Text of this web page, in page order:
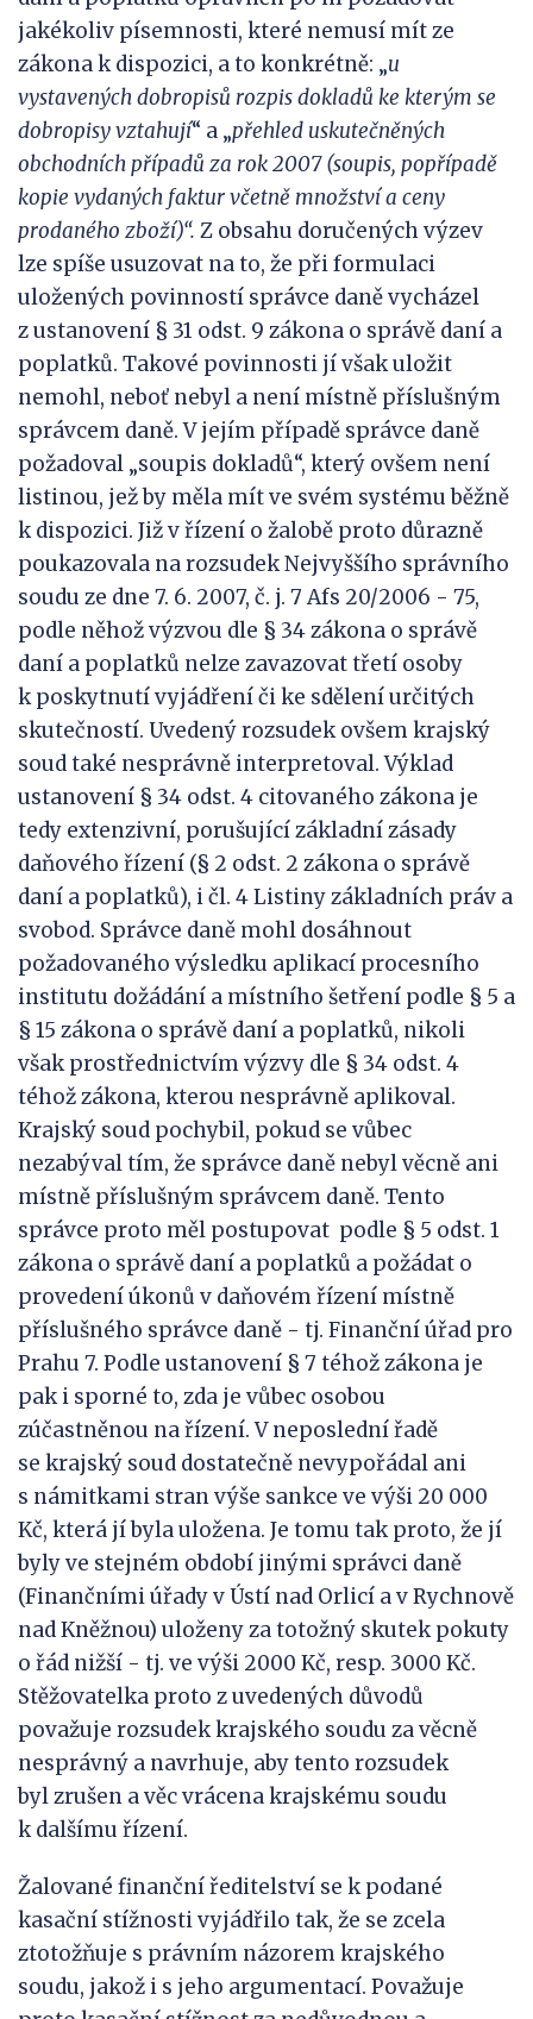
jakékoliv písemnosti, které nemusí mít ze
zákona k dispozici, a to konkrétně: „u
vystavených dobropisů rozpis dokladů ke kterým se
dobropisy vztahují“ a „přehled uskutečněných
obchodních případů za rok 2007 (soupis, popřípadě
kopie vydaných faktur včetně množství a ceny
prodaného zboží)“. Z obsahu doručených výzev
lze spíše usuzovat na to, že při formulaci
uložených povinností správce daně vycházel
z ustanovení § 31 odst. 9 zákona o správě daní a
poplatků. Takové povinnosti jí však uložit
nemohl, neboť nebyl a není místně příslušným
správcem daně. V jejím případě správce daně
požadoval „soupis dokladů“, který ovšem není
listinou, jež by měla mít ve svém systému běžně
k dispozici. Již v řízení o žalobě proto důrazně
poukazovala na rozsudek Nejvyššího správního
soudu ze dne 7. 6. 2007, č. j. 7 Afs 20/2006 - 75,
podle něhož výzvou dle § 34 zákona o správě
daní a poplatků nelze zavazovat třetí osoby
k poskytnutí vyjádření či ke sdělení určitých
skutečností. Uvedený rozsudek ovšem krajský
soud také nesprávně interpretoval. Výklad
ustanovení § 34 odst. 4 citovaného zákona je
tedy extenzivní, porušující základní zásady
daňového řízení (§ 2 odst. 2 zákona o správě
daní a poplatků), i čl. 4 Listiny základních práv a
svobod. Správce daně mohl dosáhnout
požadovaného výsledku aplikací procesního
institutu dožádání a místního šetření podle § 5 a
§ 15 zákona o správě daní a poplatků, nikoli
však prostřednictvím výzvy dle § 34 odst. 4
téhož zákona, kterou nesprávně aplikoval.
Krajský soud pochybil, pokud se vůbec
nezabýval tím, že správce daně nebyl věcně ani
místně příslušným správcem daně. Tento
správce proto měl postupovat podle § 5 odst. 1
zákona o správě daní a poplatků a požádat o
provedení úkonů v daňovém řízení místně
příslušného správce daně - tj. Finanční úřad pro
Prahu 7. Podle ustanovení § 7 téhož zákona je
pak i sporné to, zda je vůbec osobou
zúčastněnou na řízení. V neposlední řadě
se krajský soud dostatečně nevypořádal ani
s námitkami stran výše sankce ve výši 20 000
Kč, která jí byla uložena. Je tomu tak proto, že jí
byly ve stejném období jinými správci daně
(Finančními úřady v Ústí nad Orlicí a v Rychnově
nad Kněžnou) uloženy za totožný skutek pokuty
o řád nižší - tj. ve výši 2000 Kč, resp. 3000 Kč.
Stěžovatelka proto z uvedených důvodů
považuje rozsudek krajského soudu za věcně
nesprávný a navrhuje, aby tento rozsudek
byl zrušen a věc vrácena krajskému soudu
k dalšímu řízení.
Žalované finanční ředitelství se k podané
kasační stížnosti vyjádřilo tak, že se zcela
ztotožňuje s právním názorem krajského
soudu, jakož i s jeho argumentací. Považuje